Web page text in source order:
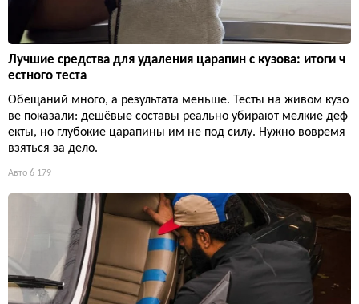
Лучшие средства для удаления царапин с кузова: итоги ч
естного теста
Обещаний много, а результата меньше. Тесты на живом кузо
ве показали: дешёвые составы реально убирают мелкие деф
екты, но глубокие царапины им не под силу. Нужно вовремя
взяться за дело.
Авто 6 179